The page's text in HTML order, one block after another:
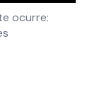
ocurre: